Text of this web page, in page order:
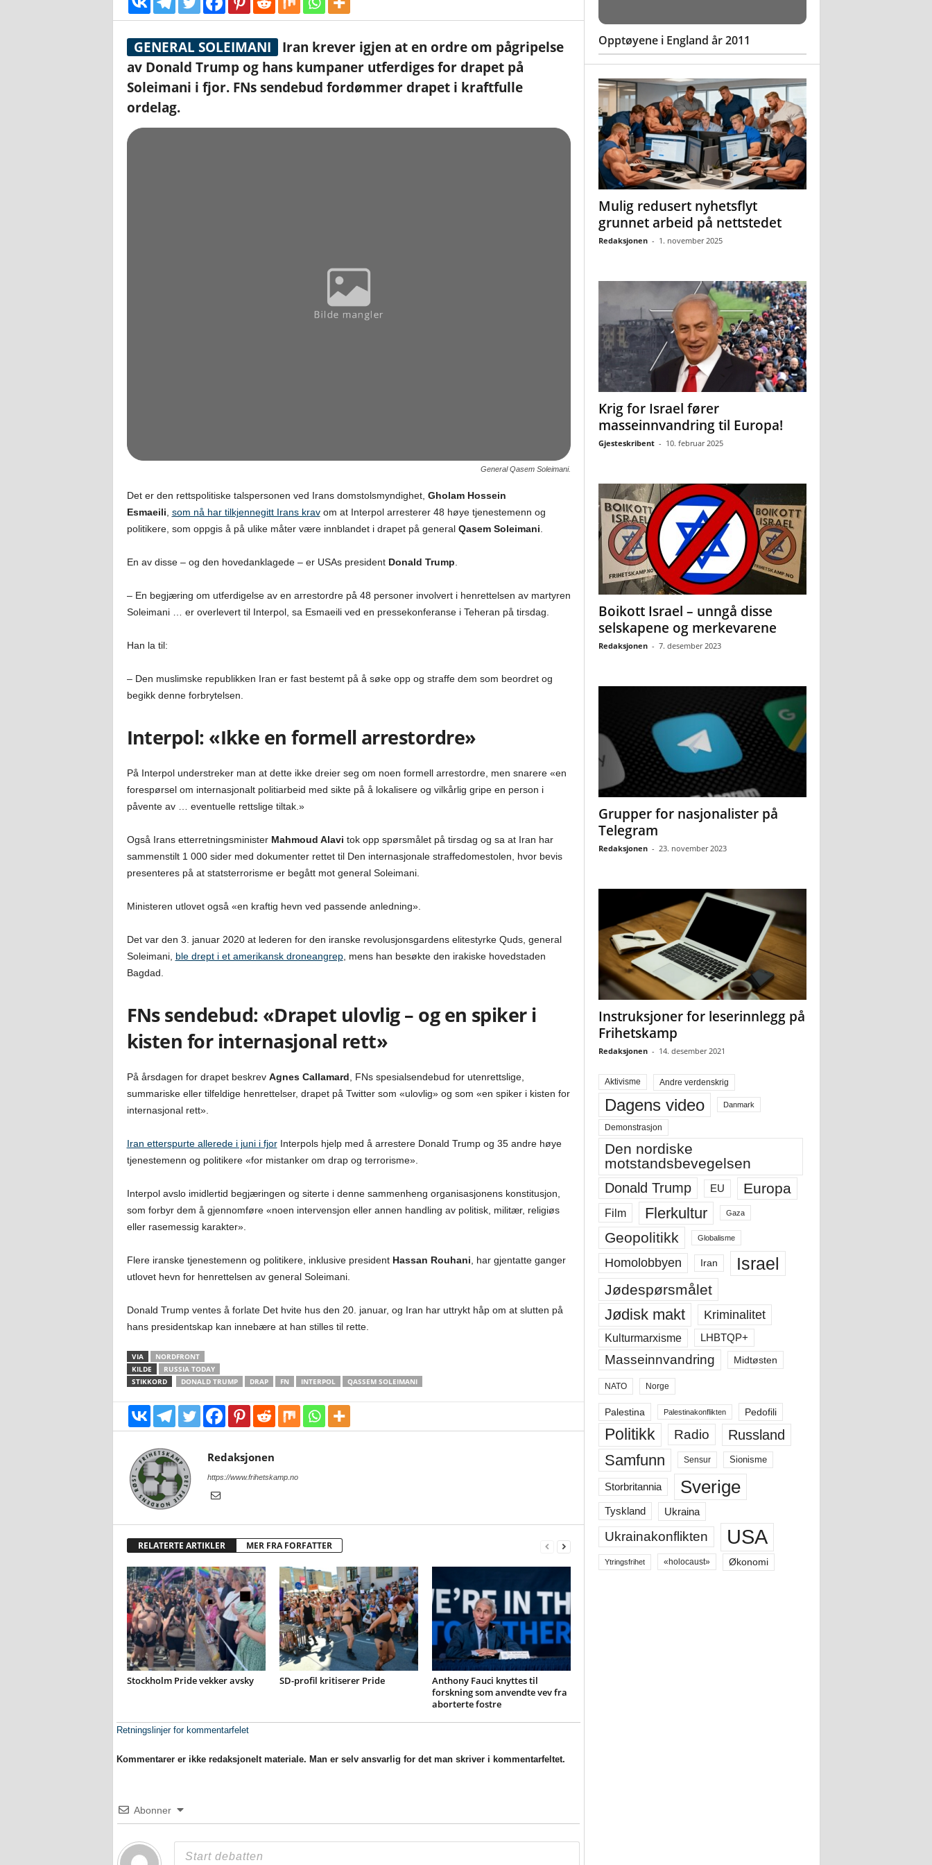
GENERAL SOLEIMANI
Iran krever igjen at en ordre om pågripelse
av Donald Trump og hans kumpaner utferdiges for drapet på
Soleimani i fjor. FNs sendebud fordømmer drapet i kraftfulle
ordelag.
General Qasem Soleimani.
Det er den rettspolitiske talspersonen ved Irans domstolsmyndighet, Gholam Hossein
Esmaeili som nå har tilkjennegitt Irans kravom at Interpol arresterer 48 høye tjenestemenn og
politikere, som oppgis å på ulike måter være innblandet i drapet på general Qasem Soleimani
En av disse – og den hovedanklagede – er USAs president Donald Trump
– En begjæring om utferdigelse av en arrestordre på 48 personer involvert i henrettelsen av martyren
Soleimani … er overlevert til Interpol, sa Esmaeili ved en pressekonferanse i Teheran på tirsdag.
Han la til:
– Den muslimske republikken Iran er fast bestemt på å søke opp og straffe dem som beordret og
begikk denne forbrytelsen.
Interpol: «Ikke en formell arrestordre»
På Interpol understreker man at dette ikke dreier seg om noen formell arrestordre, men snarere «en
forespørsel om internasjonalt politiarbeid med sikte på å lokalisere og vilkårlig gripe en person i
påvente av … eventuelle rettslige tiltak.»
Også Irans etterretningsminister Mahmoud Alavi tok opp spørsmålet på tirsdag og sa at Iran har
sammenstilt 1 000 sider med dokumenter rettet til Den internasjonale straffedomestolen, hvor bevis
presenteres på at statsterrorisme er begått mot general Soleimani.
Ministeren utlovet også «en kraftig hevn ved passende anledning».
Det var den 3. januar 2020 at lederen for den iranske revolusjonsgardens elitestyrke Quds, general
Soleimani, ble drept i et amerikansk droneangrep, mens han besøkte den irakiske hovedstaden
Bagdad.
FNs sendebud: «Drapet ulovlig – og en spiker i
kisten for internasjonal rett»
På årsdagen for drapet beskrev Agnes Callamard , FNs spesialsendebud for utenrettslige,
summariske eller tilfeldige henrettelser, drapet på Twitter som «ulovlig» og som «en spiker i kisten for
internasjonal rett».
Iran etterspurte allerede i juni i fjorInterpols hjelp med å arrestere Donald Trump og 35 andre høye
tjenestemenn og politikere «for mistanker om drap og terrorisme».
Interpol avslo imidlertid begjæringen og siterte i denne sammenheng organisasjonens konstitusjon,
som forbyr dem å gjennomføre «noen intervensjon eller annen handling av politisk, militær, religiøs
eller rasemessig karakter».
Flere iranske tjenestemenn og politikere, inklusive president Hassan Rouhani , har gjentatte ganger
utlovet hevn for henrettelsen av general Soleimani.
Donald Trump ventes å forlate Det hvite hus den 20. januar, og Iran har uttrykt håp om at slutten på
hans presidentskap kan innebære at han stilles til rette.
VIA
NORDFRONT
KILDE
RUSSIA TODAY
STIKKORD
DONALD TRUMP DRAP FN INTERPOL QASSEM SOLEIMANI
Redaksjonen
https://www.frihetskamp.no
RELATERTE ARTIKLER MER FRA FORFATTER
Stockholm Pride vekker avsky SD-profil kritiserer Pride
Anthony Fauci knyttes til
forskning som anvendte vev fra
aborterte fostre
Retningslinjer for kommentarfelet
Kommentarer er ikke redaksjonelt materiale. Man er selv ansvarlig for det man skriver i kommentarfeltet.
Abonner
Opptøyene i England år 2011
Mulig redusert nyhetsflyt
grunnet arbeid på nettstedet
Redaksjonen - 1. november 2025
Krig for Israel fører
masseinnvandring til Europa!
Gjesteskribent - 10. februar 2025
Boikott Israel – unngå disse
selskapene og merkevarene
Redaksjonen - 7. desember 2023
Grupper for nasjonalister på
Telegram
Redaksjonen - 23. november 2023
Instruksjoner for leserinnlegg på
Frihetskamp
Redaksjonen - 14. desember 2021
Aktivisme Andre verdenskrig
Dagens video Danmark
Demonstrasjon
Den nordiske
motstandsbevegelsen
Donald Trump EU Europa
Film Flerkultur Gaza
Geopolitikk Globalisme
Homolobbyen Iran Israel
Jødespørsmålet
Jødisk makt Kriminalitet
Kulturmarxisme LHBTQP+
Masseinnvandring Midtøsten
NATO Norge
Palestina Palestinakonflikten Pedofili
Politikk Radio Russland
Samfunn Sensur Sionisme
Storbritannia Sverige
Tyskland Ukraina
Ukrainakonflikten USA
Ytringsfrihet «holocaust» Økonomi